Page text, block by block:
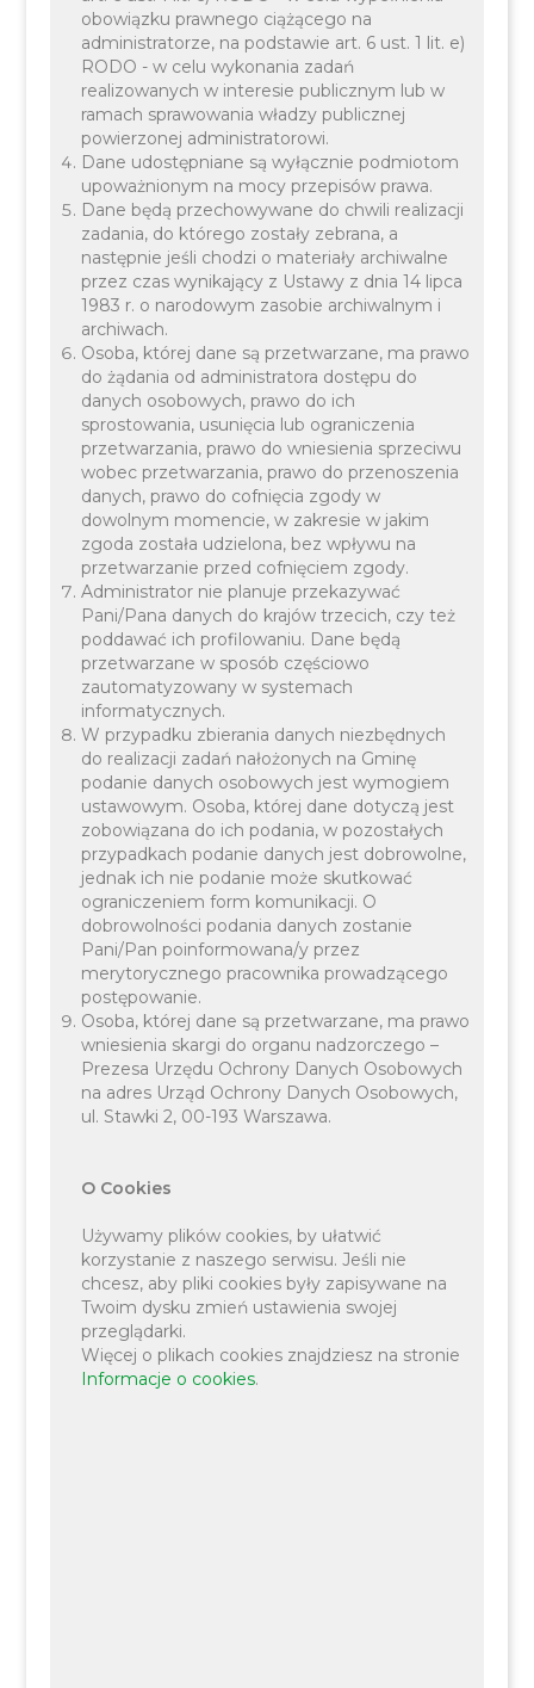
05-02-2026 Ogłoszenie z dnia 5 lutego 2026 r.
Wójta Gminy Liszki o konsultacjach społecznych
projektu miejscowego planu zagospodarowania
przestrzennego dla obszaru „Gmina Liszki –
fragmenty”(link do BIPu)
obowiązku prawnego ciążącego na
administratorze, na podstawie art. 6 ust. 1 lit. e)
RODO - w celu wykonania zadań
realizowanych w interesie publicznym lub w
ramach sprawowania władzy publicznej
powierzonej administratorowi.
Dane udostępniane są wyłącznie podmiotom
upoważnionym na mocy przepisów prawa.
Dane będą przechowywane do chwili realizacji
zadania, do którego zostały zebrana, a
następnie jeśli chodzi o materiały archiwalne
przez czas wynikający z Ustawy z dnia 14 lipca
1983 r. o narodowym zasobie archiwalnym i
archiwach.
Osoba, której dane są przetwarzane, ma prawo
do żądania od administratora dostępu do
danych osobowych, prawo do ich
sprostowania, usunięcia lub ograniczenia
przetwarzania, prawo do wniesienia sprzeciwu
wobec przetwarzania, prawo do przenoszenia
danych, prawo do cofnięcia zgody w
dowolnym momencie, w zakresie w jakim
zgoda została udzielona, bez wpływu na
przetwarzanie przed cofnięciem zgody.
Administrator nie planuje przekazywać
Pani/Pana danych do krajów trzecich, czy też
poddawać ich profilowaniu. Dane będą
przetwarzane w sposób częściowo
zautomatyzowany w systemach
informatycznych.
W przypadku zbierania danych niezbędnych
do realizacji zadań nałożonych na Gminę
podanie danych osobowych jest wymogiem
ustawowym. Osoba, której dane dotyczą jest
zobowiązana do ich podania, w pozostałych
przypadkach podanie danych jest dobrowolne,
jednak ich nie podanie może skutkować
ograniczeniem form komunikacji. O
dobrowolności podania danych zostanie
Pani/Pan poinformowana/y przez
merytorycznego pracownika prowadzącego
postępowanie.
Osoba, której dane są przetwarzane, ma prawo
wniesienia skargi do organu nadzorczego –
Prezesa Urzędu Ochrony Danych Osobowych
na adres Urząd Ochrony Danych Osobowych,
ul. Stawki 2, 00-193 Warszawa.
O Cookies
Używamy plików cookies, by ułatwić
korzystanie z naszego serwisu. Jeśli nie
chcesz, aby pliki cookies były zapisywane na
Twoim dysku zmień ustawienia swojej
przeglądarki.
Więcej o plikach cookies znajdziesz na stronie
Informacje o cookies.